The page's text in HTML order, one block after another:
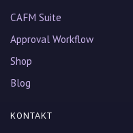
CAFM Suite
Approval Workflow
Shop
Blog
KONTAKT